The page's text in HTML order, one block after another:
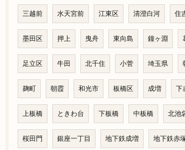
三越前 水天宮前 江東区 清澄白河 住
墨田区 押上 曳舟 東向島 鐘ヶ淵
足立区 牛田 北千住 小菅 埼玉県
麹町 朝霞 和光市 板橋区 成増 下
上板橋 ときわ台 下板橋 中板橋 北池
桜田門 銀座一丁目 地下鉄成増 地下鉄赤